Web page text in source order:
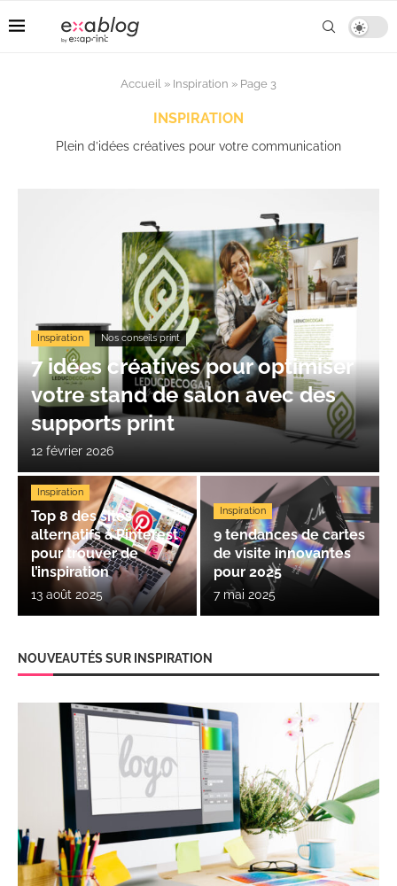
Accueil » Inspiration » Page 3
INSPIRATION
Plein d’idées créatives pour votre communication
Inspiration Nos conseils print
7 idées créatives pour optimiser
votre stand de salon avec des
supports print
12 février 2026
Inspiration
Top 8 des sites
alternatifs à Pinterest
pour trouver de
l’inspiration
13 août 2025
Inspiration
9 tendances de cartes
de visite innovantes
pour 2025
7 mai 2025
NOUVEAUTÉS SUR INSPIRATION